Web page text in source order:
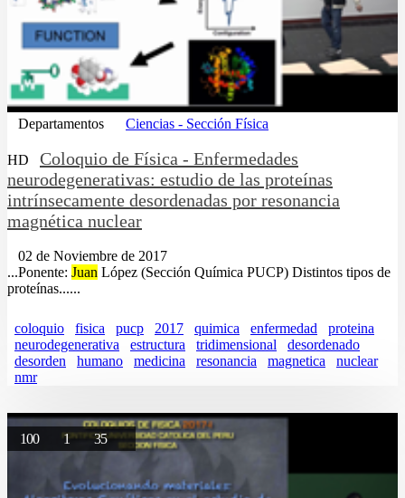
Departamentos Ciencias - Sección Física
HD
Coloquio de Física - Enfermedades
neurodegenerativas: estudio de las proteínas
intrínsecamente desordenadas por resonancia
magnética nuclear
02 de Noviembre de 2017
...Ponente: Juan López (Sección Química PUCP) Distintos tipos de
proteínas......
coloquio fisica pucp 2017 quimica enfermedad
proteina
neurodegenerativa
estructura tridimensional
desordenado
desorden
humano medicina resonancia magnetica
nuclear
nmr
100 135